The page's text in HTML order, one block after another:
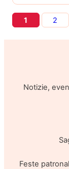
1 2
Notizie,
Feste